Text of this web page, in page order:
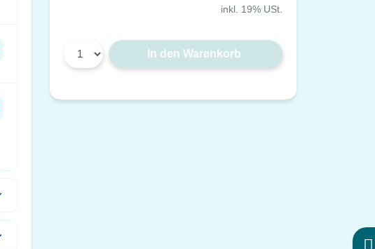
inkl. 19% USt.
In den Warenkorb